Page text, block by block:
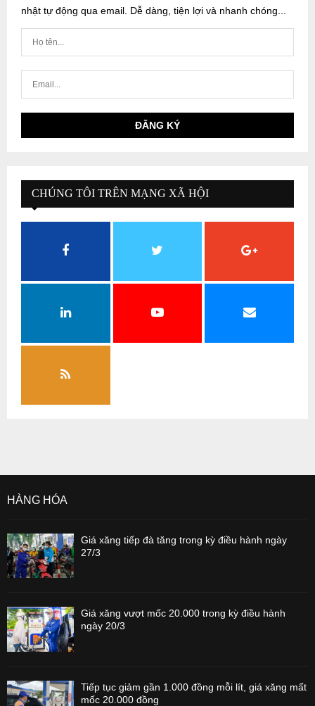
nhật tự động qua email. Dễ dàng, tiện lợi và nhanh chóng...
CHÚNG TÔI TRÊN MẠNG XÃ HỘI
HÀNG HÓA
Giá xăng tiếp đà tăng trong kỳ điều hành ngày
27/3
Giá xăng vượt mốc 20.000 trong kỳ điều hành
ngày 20/3
Tiếp tục giảm gần 1.000 đồng mỗi lít, giá xăng mất
mốc 20.000 đồng